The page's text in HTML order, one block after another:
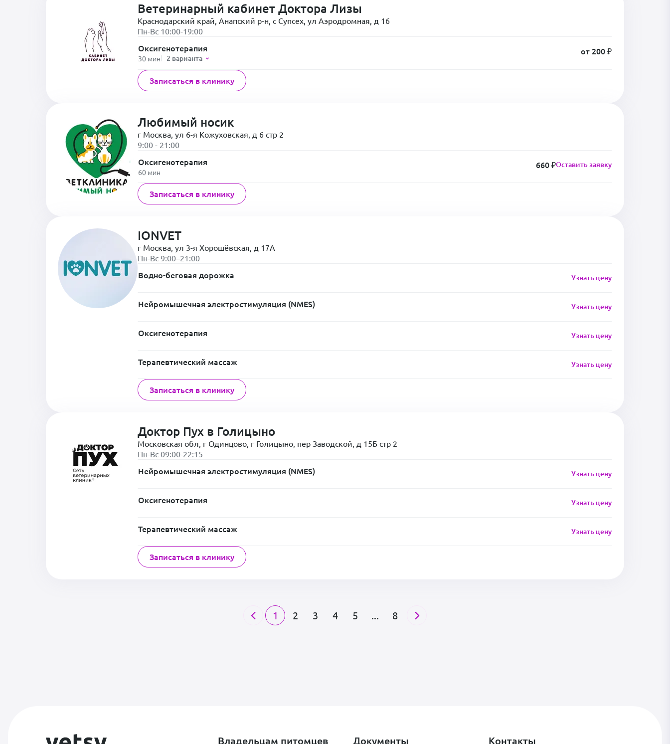
Ветеринарный кабинет Доктора Лизы
Краснодарский край, Анапский р-н, с Супсех, ул Аэродромная, д 16
Пн-Вс 10:00-19:00
Оксигенотерапия
30 мин 2 варианта
от 200 ₽
Записаться в клинику
Любимый носик
г Москва, ул 6-я Кожуховская, д 6 стр 2
9:00 - 21:00
Оксигенотерапия
60 мин
660 ₽Оставить заявку
Записаться в клинику
IONVET
г Москва, ул 3-я Хорошёвская, д 17А
Пн-Вс 9:00–21:00
Водно-беговая дорожка Узнать цену
Нейромышечная электростимуляция (NMES) Узнать цену
Оксигенотерапия Узнать цену
Терапевтический массаж Узнать цену
Записаться в клинику
Доктор Пух в Голицыно
Московская обл, г Одинцово, г Голицыно, пер Заводской, д 15Б стр 2
Пн-Вс 09:00-22:15
Нейромышечная электростимуляция (NMES) Узнать цену
Оксигенотерапия Узнать цену
Терапевтический массаж Узнать цену
Записаться в клинику
1 2 3 4 5 ... 8
Владельцам питомцев Документы Контакты